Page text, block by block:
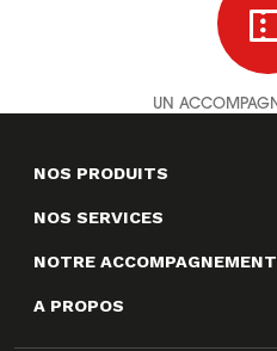
UN
NOS PRODUITS
NOS SERVICES
NOTRE ACCOMPAGNEMENT
A PROPOS